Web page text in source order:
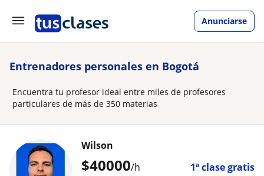
Anunciarse
Entrenadores personales en Bogotá
Encuentra tu profesor ideal entre miles de profesores
particulares de más de 350 materias
$40000/h 1ª clase gratis
Wilson